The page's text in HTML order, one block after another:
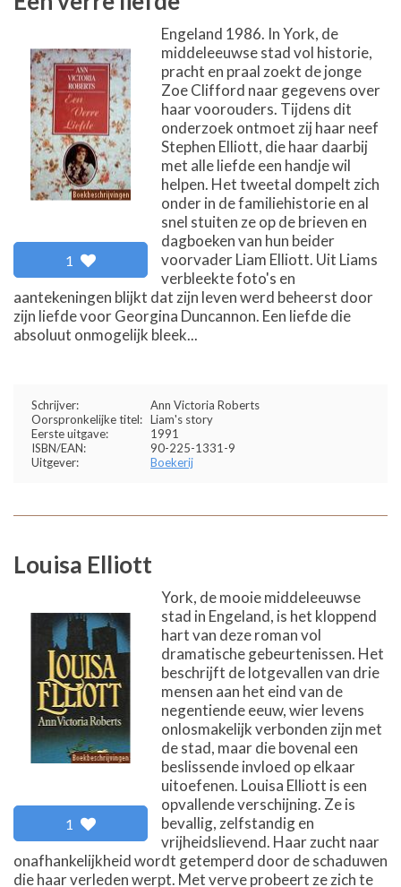
1
Engeland 1986. In York, de
middeleeuwse stad vol historie,
pracht en praal zoekt de jonge
Zoe Clifford naar gegevens over
haar voorouders. Tijdens dit
onderzoek ontmoet zij haar neef
Stephen Elliott, die haar daarbij
met alle liefde een handje wil
helpen. Het tweetal dompelt zich
onder in de familiehistorie en al
snel stuiten ze op de brieven en
dagboeken van hun beider
voorvader Liam Elliott. Uit Liams
verbleekte foto's en
aantekeningen blijkt dat zijn leven werd beheerst door
zijn liefde voor Georgina Duncannon. Een liefde die
absoluut onmogelijk bleek...
Schrijver:
Ann Victoria Roberts
Oorspronkelijke titel: Liam's story
Eerste uitgave:
1991
ISBN/EAN:
90-225-1331-9
Uitgever:
Boekerij
Louisa Elliott
1
York, de mooie middeleeuwse
stad in Engeland, is het kloppend
hart van deze roman vol
dramatische gebeurtenissen. Het
beschrijft de lotgevallen van drie
mensen aan het eind van de
negentiende eeuw, wier levens
onlosmakelijk verbonden zijn met
de stad, maar die bovenal een
beslissende invloed op elkaar
uitoefenen. Louisa Elliott is een
opvallende verschijning. Ze is
bevallig, zelfstandig en
vrijheidslievend. Haar zucht naar
onafhankelijkheid wordt getemperd door de schaduwen
die haar verleden werpt. Met verve probeert ze zich te